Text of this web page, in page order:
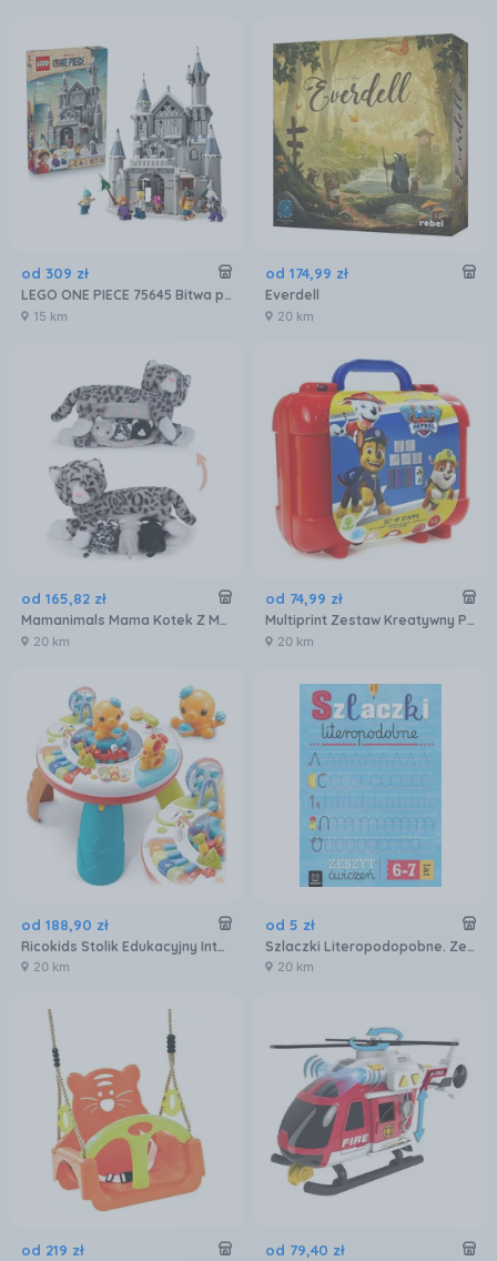
od 309 zł
LEGO ONE PIECE 75645 Bitwa pod zamkiem Drum
15 km
od 174,99 zł
Everdell
20 km
od 165,82 zł
Mamanimals Mama Kotek Z Małymi 2020602
20 km
od 74,99 zł
Multiprint Zestaw Kreatywny Pieczątki Psi Patrol Travel Set 043-42903
20 km
od 188,90 zł
Ricokids Stolik Edukacyjny Interaktywny 5W1 Tablica Muzyka
20 km
od 5 zł
Szlaczki Literopodopobne. Zeszyt Ćwiczeń
20 km
od 219 zł od 79,40 zł